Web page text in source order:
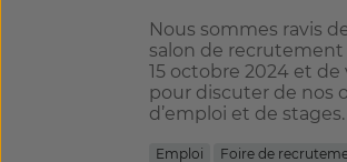
Nous sommes ravis
salon de
15 octobre 2024 et
pour discuter de nos
d’emploi et de
Emploi Foire de